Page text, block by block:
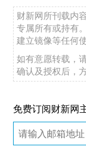
财新网所刊载内
专属所有或持有
建立镜像等任何使
如有意愿转载，
确认及授权后，
免费订阅财新网